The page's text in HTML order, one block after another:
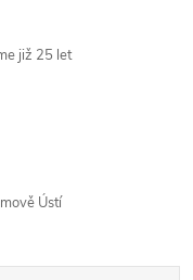
již 25 let
Ústí